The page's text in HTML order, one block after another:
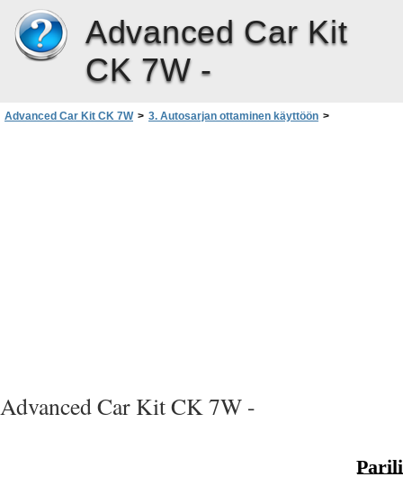
Advanced Car Kit
CK 7W -
Advanced Car Kit CK 7W > 3. Autosarjan ottaminen käyttöön >
Advanced Car Kit CK 7W -